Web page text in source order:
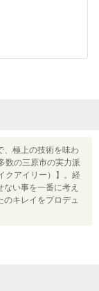
、極上の技術を味わ
数の三原市の実力派
クアイリー）】。経
い事を一番に考え
のキレイをプロデュ